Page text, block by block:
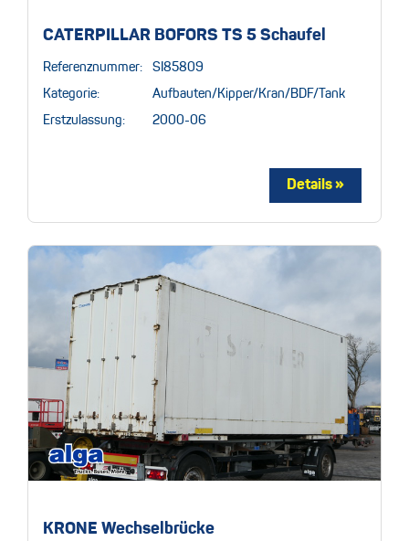
CATERPILLAR BOFORS TS 5 Schaufel
Referenznummer: SI85809
Kategorie: Aufbauten/Kipper/Kran/BDF/Tank
Erstzulassung: 2000-06
KRONE Wechselbrücke